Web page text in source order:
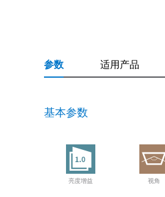
参数 适用产品
基本参数
亮度增益 视角